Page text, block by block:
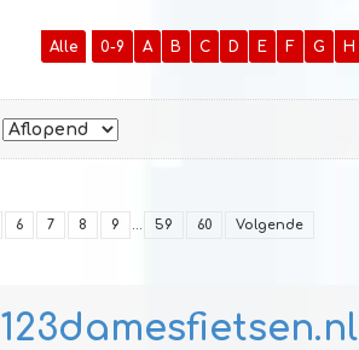
Alle 0-9 A B C D E F G H
6 7 8 9 ... 59 60 Volgende
123damesfietsen.nl